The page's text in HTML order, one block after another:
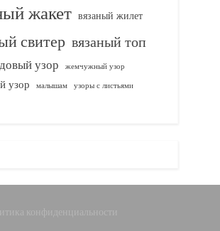
жакет вязаный жилет
свитер вязаный топ
узор жемчужный узор
узор малышам узоры с листьями
конфиденциальности